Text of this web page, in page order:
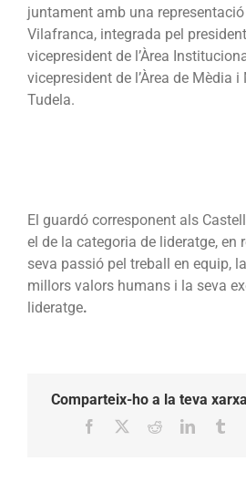
juntament amb una
Vilafranca, integrada pel
vicepresident de l’Àrea
vicepresident de l’Àrea de Mèdia
Tudela.
El guardó corresponent als
el de la categoria de lideratge, en
seva passió pel treball en equip,
millors valors humans i la seva
lideratge.
Comparteix-ho a la teva
Facebook RedditLinkedIn